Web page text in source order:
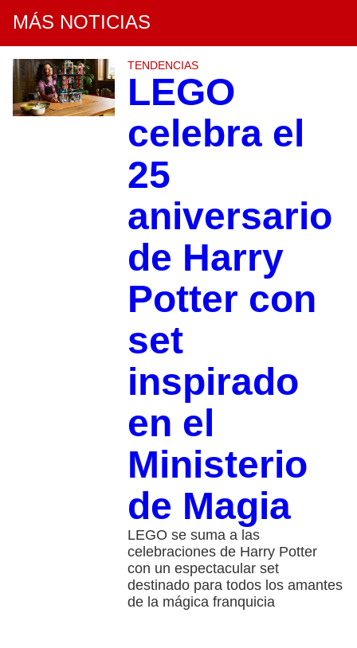
MÁS NOTICIAS
TENDENCIAS
LEGO
celebra el
25
aniversario
de Harry
Potter con
set
inspirado
en el
Ministerio
de Magia
LEGO se suma a las
celebraciones de Harry Potter
con un espectacular set
destinado para todos los amantes
de la mágica franquicia